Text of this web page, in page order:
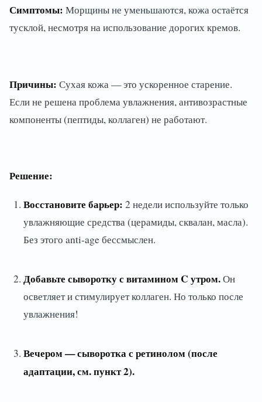
Симптомы: Морщины не уменьшаются, кожа остаётся
тусклой, несмотря на использование дорогих кремов.
Причины: Сухая кожа — это ускоренное старение.
Если не решена проблема увлажнения, антивозрастные
компоненты (пептиды, коллаген) не работают.
Решение:
Восстановите барьер: 2 недели используйте только
увлажняющие средства (церамиды, сквалан, масла).
Без этого anti-age бессмыслен.
Добавьте сыворотку с витамином C утром.Он
осветляет и стимулирует коллаген. Но только после
увлажнения!
Вечером — сыворотка с ретинолом (после
адаптации, см. пункт 2).